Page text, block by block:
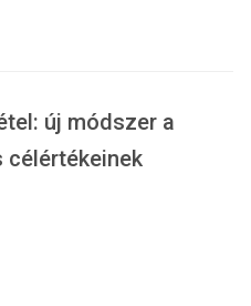
új módszer a
célértékeinek